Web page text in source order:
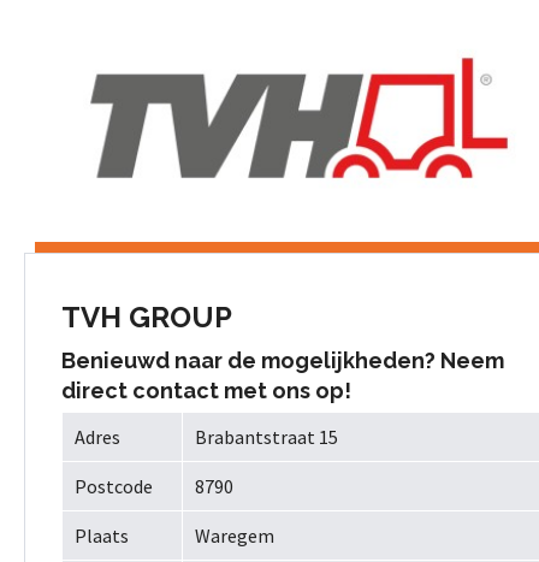
TVH GROUP
Benieuwd naar de mogelijkheden? Neem
direct contact met ons op!
Adres Brabantstraat 15
Postcode 8790
Plaats Waregem